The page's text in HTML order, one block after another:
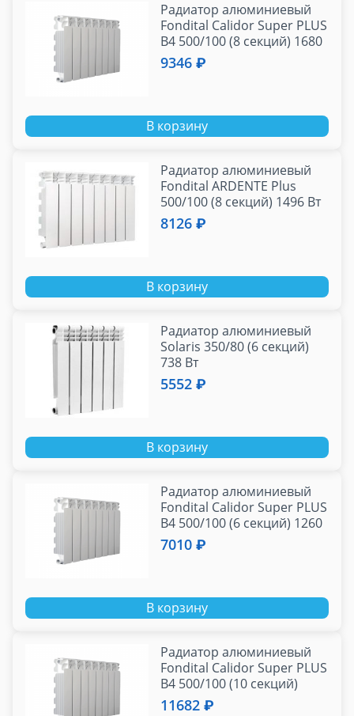
Радиатор алюминиевый
Fondital Calidor Super PLUS
B4 500/100 (8 секций) 1680
Вт
9346 ₽
В корзину
Радиатор алюминиевый
Fondital ARDENTE Plus
500/100 (8 секций) 1496 Вт
8126 ₽
В корзину
Радиатор алюминиевый
Solaris 350/80 (6 секций)
738 Вт
5552 ₽
В корзину
Радиатор алюминиевый
Fondital Calidor Super PLUS
B4 500/100 (6 секций) 1260
Вт
7010 ₽
В корзину
Радиатор алюминиевый
Fondital Calidor Super PLUS
B4 500/100 (10 секций)
2000 Вт
11682 ₽